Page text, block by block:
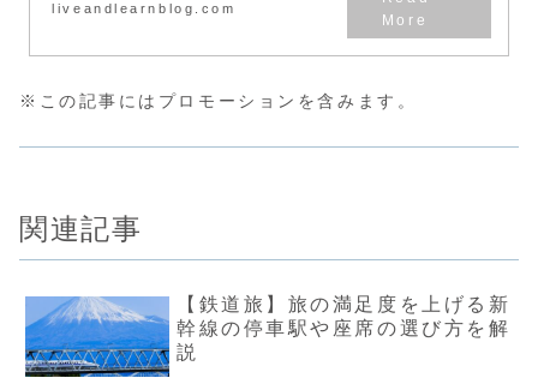
liveandlearnblog.com
※この記事にはプロモーションを含みます。
関連記事
【鉄道旅】旅の満足度を上げる新
幹線の停車駅や座席の選び方を解
説